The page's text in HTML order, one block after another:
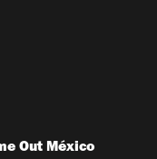
Out México